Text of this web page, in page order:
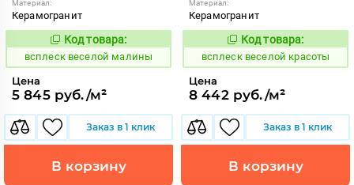
Материал:
Керамогранит
235546
Код товара:
всплеск веселой малины
Цена
5 845 руб./м²
Заказ в 1 клик
В корзину
Материал:
Керамогранит
235540
Код товара:
всплеск веселой красоты
Цена
8 442 руб./м²
Заказ в 1 клик
В корзину